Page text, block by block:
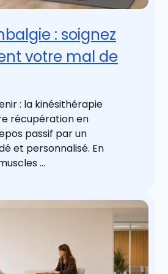
: soignez
votre mal de
: la kinésithérapie
récupération en
passif par un
et personnalisé. En
...